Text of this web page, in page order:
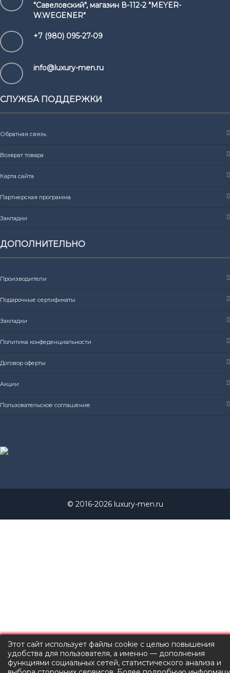
"Савеловский", магазин В-112-2 "MEYER-
W.WEGENER"
+7 (980) 095-27-09
info@luxury-men.ru
СЛУЖБА ПОДДЕРЖКИ
Обратная связь
Возврат товара
Карта сайта
Партнерская программа
Закладки
ДОПОЛНИТЕЛЬНО
Производители
Подарочные сертификаты
Закладки
Политика конфеденциальности
Договор оферты
Акции
Пользовательское соглашение
© 2016-2026 luxury-men.ru
Этот сайт использует файлы cookie с целью повышения
удобства для пользователя, а именно — дополнения
функциями социальных сетей, статистического анализа и